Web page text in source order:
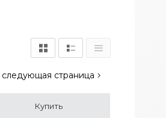
следующая страница
Купить